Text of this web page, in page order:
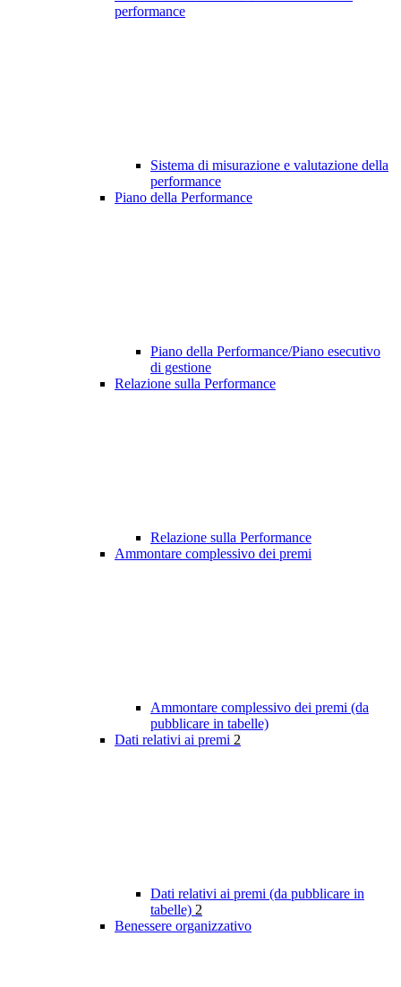
performance
Sistema di misurazione e valutazione della
performance
Piano della Performance
Piano della Performance/Piano esecutivo
di gestione
Relazione sulla Performance
Relazione sulla Performance
Ammontare complessivo dei premi
Ammontare complessivo dei premi (da
pubblicare in tabelle)
Dati relativi ai premi 2
Dati relativi ai premi (da pubblicare in
tabelle) 2
Benessere organizzativo